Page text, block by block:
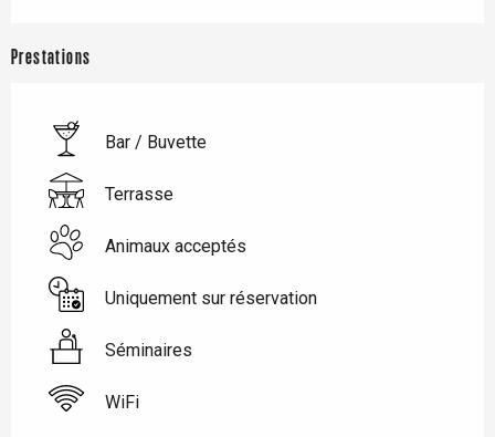
Prestations
Bar / Buvette
Terrasse
Animaux acceptés
Uniquement sur réservation
Séminaires
WiFi